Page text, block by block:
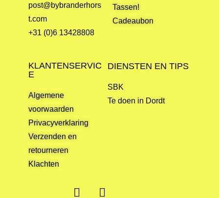
post@bybranderhors
t.com
+31 (0)6 13428808
Tassen!
Cadeaubon
KLANTENSERVIC
E
Algemene
voorwaarden
Privacyverklaring
Verzenden en
retourneren
Klachten
DIENSTEN EN TIPS
SBK
Te doen in Dordt